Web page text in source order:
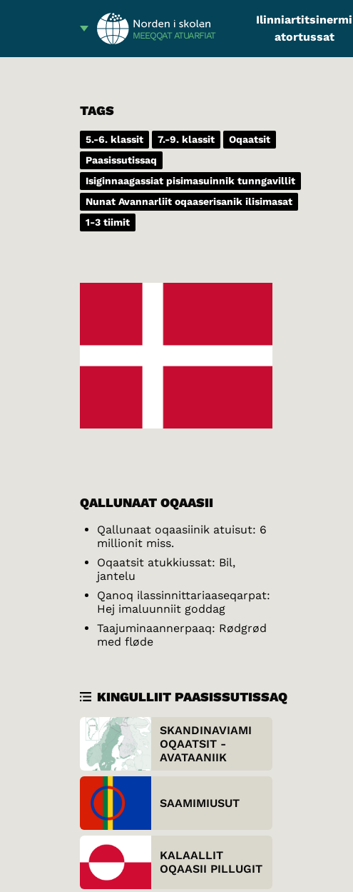
MEEQQAT ATUARFIAT
Ilinniartitsinermi
atortussat
TAGS
5.-6. klassit 7.-9. klassit
Oqaatsit
Paasissutissaq
Isiginnaagassiat pisimasuinnik tunngavillit
Nunat Avannarliit oqaaserisanik ilisimasat
1-3 tiimit
QALLUNAAT OQAASII
Qallunaat oqaasiinik atuisut: 6
millionit miss.
Oqaatsit atukkiussat: Bil,
jantelu
Qanoq ilassinnittariaaseqarpat:
Hej imaluunniit goddag
Taajuminaannerpaaq: Rødgrød
med fløde
KINGULLIIT PAASISSUTISSAQ
SKANDINAVIAMI
OQAATSIT -
AVATAANIIK
SAAMIMIUSUT
KALAALLIT
OQAASII PILLUGIT